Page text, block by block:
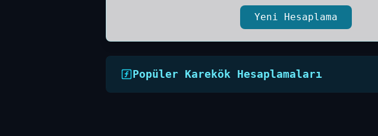
Yeni Hesaplama
Popüler Karekök Hesaplamaları